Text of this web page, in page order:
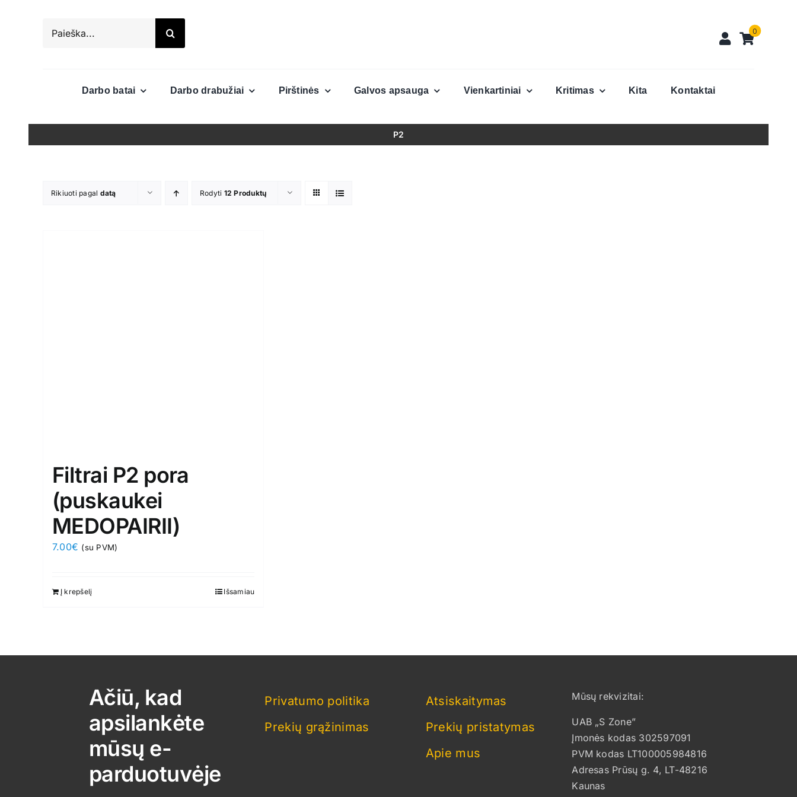
0
Darbo batai Darbo drabužiai Pirštinės Galvos apsauga Vienkartiniai Kritimas Kita Kontaktai
P2
Rikiuoti pagal datą Rodyti 12 Produktų
Filtrai P2 pora
(puskaukei
MEDOPAIRII)
7.00€ (su PVM)
Į krepšelį Išsamiau
Ačiū, kad
apsilankėte
mūsų e-
parduotuvėje
Privatumo politika
Prekių grąžinimas
Atsiskaitymas
Prekių pristatymas
Apie mus
Mūsų rekvizitai:
UAB „S Zone”
Įmonės kodas 302597091
PVM kodas LT100005984816
Adresas Prūsų g. 4, LT-48216
Kaunas